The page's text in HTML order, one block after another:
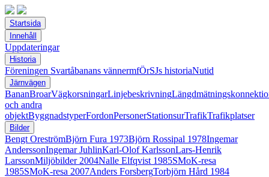
Startsida
Innehåll
Uppdateringar
Historia
Föreningen Svartåbanans vännermfÖrSJs historiaNutid
Järnvägen
BananBroarVägkorsningarLinjebeskrivning
och andra
objektByggnadstyperFordonPersonerStationsurTrafikTrafikplatser
Bilder
Bengt OreströmBjörn Fura 1973Björn Rossipal 1978Ingemar
AnderssonIngemar JuhlinKarl-Olof KarlssonLars-Henrik
LarssonMiljöbilder 2004Nalle Elfqvist 1985SMoK-resa
1985SMoK-resa 2007Anders ForsbergTorbjörn Hård 1984